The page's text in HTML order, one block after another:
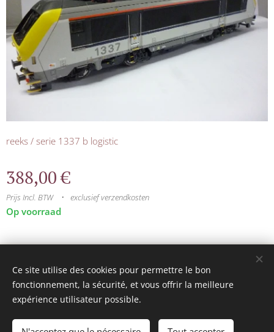
reeks / serie 1337 b logistic
388,00€
Prijs Incl. BTW exclusief verzendkosten
Op voorraad
mini model rails
Talen
Français
Nederlands
Ce site utilise des cookies pour permettre le bon
fonctionnement, la sécurité, et vous offrir la meilleure
expérience utilisateur possible.